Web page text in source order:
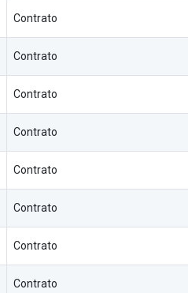
Contrato
Contrato
Contrato
Contrato
Contrato
Contrato
Contrato
Contrato